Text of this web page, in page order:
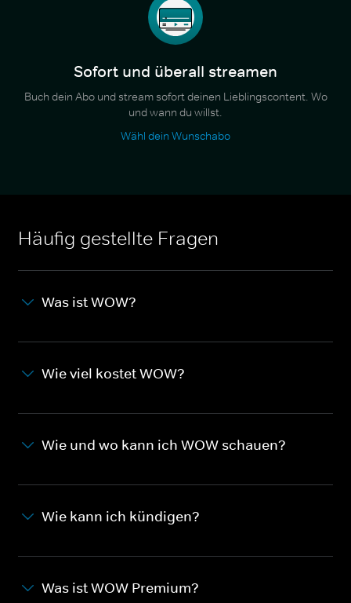
Sofort und überall streamen
Buch dein Abo und stream sofort deinen Lieblingscontent. Wo
und wann du willst.
Wähl dein Wunschabo
Häufig gestellte Fragen
Was ist WOW?
Wie viel kostet WOW?
Wie und wo kann ich WOW schauen?
Wie kann ich kündigen?
Was ist WOW Premium?